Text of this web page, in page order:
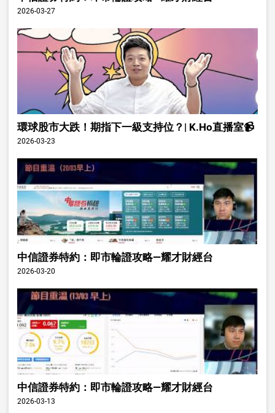
2026-03-27
環球股市大跌！期指下一級支持位？| K.Ho直播室📹
2026-03-23
中信證券特約：即市輪證攻略—耀才財經台
2026-03-20
中信證券特約：即市輪證攻略—耀才財經台
2026-03-13